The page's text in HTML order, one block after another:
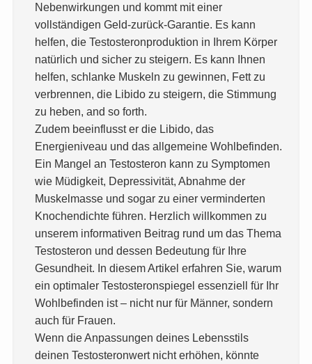
Nebenwirkungen und kommt mit einer
vollständigen Geld-zurück-Garantie. Es kann
helfen, die Testosteronproduktion in Ihrem Körper
natürlich und sicher zu steigern. Es kann Ihnen
helfen, schlanke Muskeln zu gewinnen, Fett zu
verbrennen, die Libido zu steigern, die Stimmung
zu heben, and so forth.
Zudem beeinflusst er die Libido, das
Energieniveau und das allgemeine Wohlbefinden.
Ein Mangel an Testosteron kann zu Symptomen
wie Müdigkeit, Depressivität, Abnahme der
Muskelmasse und sogar zu einer verminderten
Knochendichte führen. Herzlich willkommen zu
unserem informativen Beitrag rund um das Thema
Testosteron und dessen Bedeutung für Ihre
Gesundheit. In diesem Artikel erfahren Sie, warum
ein optimaler Testosteronspiegel essenziell für Ihr
Wohlbefinden ist – nicht nur für Männer, sondern
auch für Frauen.
Wenn die Anpassungen deines Lebensstils
deinen Testosteronwert nicht erhöhen, könnte